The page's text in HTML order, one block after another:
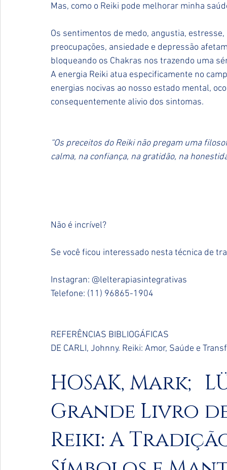
Mas, como o Reiki pode melhorar minha
Os sentimentos de medo, angustia,
preocupações, ansiedade e depressão
bloqueando os Chakras nos trazendo uma
A energia Reiki atua especificamente no
energias nocivas ao nosso estado mental,
consequentemente alivio dos sintomas.
“Os preceitos do Reiki não pregam uma
calma, na confiança, na gratidão, na
Não é incrível?
Se você ficou interessado nesta técnica de
Instagran: @lelterapiasintegrativas
Telefone: (11) 96865-1904
REFERÊNCIAS BIBLIOGÁFICAS
DE CARLI, Johnny. Reiki: Amor, Saúde e
HOSAK, Mark;
Grande Livro
Reiki: A